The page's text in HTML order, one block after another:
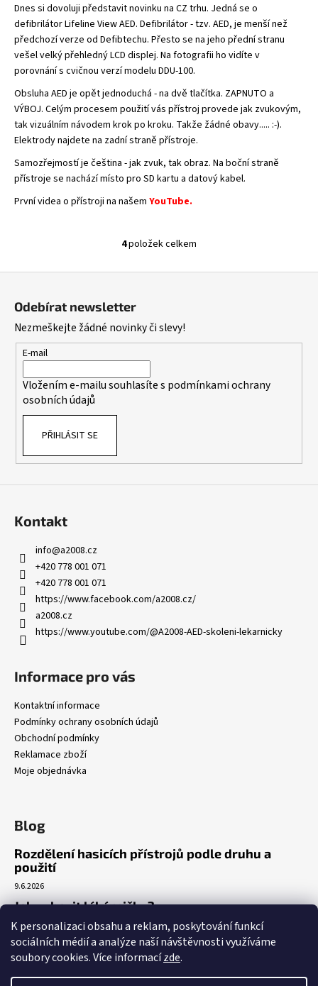
K personalizaci obsahu a reklam, poskytování funkcí
sociálních médií a analýze naší návštěvnosti využíváme
soubory cookies. Více informacízde.
Dnes si dovoluji představit novinku na CZ trhu. Jedná se o
defibrilátor Lifeline View AED. Defibrilátor - tzv. AED, je menší než
předchozí verze od Defibtechu. Přesto se na jeho přední stranu
vešel velký přehledný LCD displej. Na fotografii ho vidíte v
porovnání s cvičnou verzí modelu DDU-100.
Obsluha AED je opět jednoduchá - na dvě tlačítka. ZAPNUTO a
VÝBOJ. Celým procesem použití vás přístroj provede jak zvukovým,
tak vizuálním návodem krok po kroku. Takže žádné obavy..... :-).
Elektrody najdete na zadní straně přístroje.
Samozřejmostí je čeština - jak zvuk, tak obraz. Na boční straně
přístroje se nachází místo pro SD kartu a datový kabel.
První videa o přístroji na našem YouTube.
O
a
c
r
ý
p
4položek celkem
Odebírat newsletter
Nezmeškejte žádné novinky či slevy!
E-mail
Vložením e-mailu souhlasíte s podmínkami ochrany
osobních údajů
PŘIHLÁSIT SE
Kontakt
info@a2008.cz
+420 778 001 071
+420 778 001 071
https://www.facebook.com/a2008.cz/
a2008.cz
https://www.youtube.com/@A2008-AED-skoleni-lekarnicky
Informace pro vás
Kontaktní informace
Podmínky ochrany osobních údajů
Obchodní podmínky
Reklamace zboží
Moje objednávka
Blog
Rozdělení hasicích přístrojů podle druhu a
použití
9.6.2026
Jak vybavit lékárničku?
7.3.2026
Venkovní realizace umístění AED
5.3.2026